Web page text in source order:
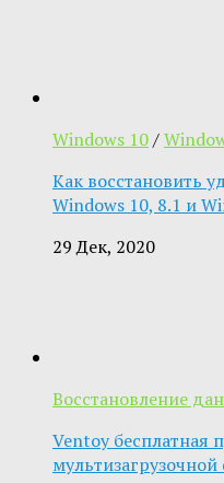
Windows 10/
Как восстановить
Windows 10, 8.1 и
29 Дек, 2020
Восстановление
Ventoy бесплатная